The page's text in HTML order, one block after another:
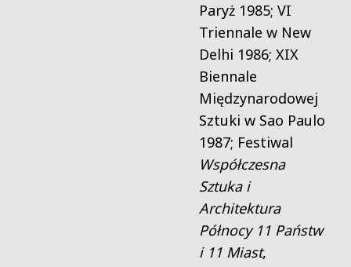
Paryż 1985; VI
Triennale w New
Delhi 1986; XIX
Biennale
Międzynarodowej
Sztuki w Sao Paulo
1987; Festiwal
Współczesna
Sztuka i
Architektura
Północy 11 Państw
i 11 Miast,